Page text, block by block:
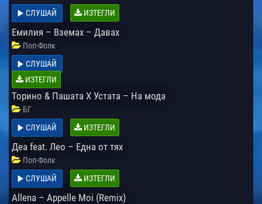
СЛУШАЙ
ИЗТЕГЛИ
Емилия – Вземах – Давах
Поп-Фолк
СЛУШАЙ
ИЗТЕГЛИ
Торино & Пашата X Устата – На мода
БГ
СЛУШАЙ
ИЗТЕГЛИ
Деа feat. Лео – Една от тях
Поп-Фолк
СЛУШАЙ
ИЗТЕГЛИ
Allena – Appelle Moi (Remix)